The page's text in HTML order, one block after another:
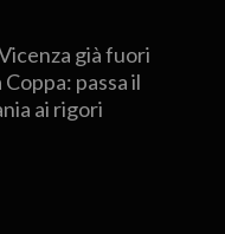
già fuori
Coppa: passa il
ai rigori